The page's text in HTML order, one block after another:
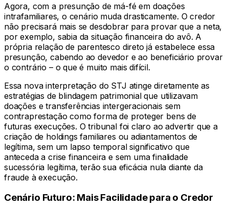
Agora, com a presunção de má-fé em doações
intrafamiliares, o cenário muda drasticamente. O credor
não precisará mais se desdobrar para provar que a neta,
por exemplo, sabia da situação financeira do avô. A
própria relação de parentesco direto já estabelece essa
presunção, cabendo ao devedor e ao beneficiário provar
o contrário – o que é muito mais difícil.
Essa nova interpretação do STJ atinge diretamente as
estratégias de blindagem patrimonial que utilizavam
doações e transferências intergeracionais sem
contraprestação como forma de proteger bens de
futuras execuções. O tribunal foi claro ao advertir que a
criação de holdings familiares ou adiantamentos de
legítima, sem um lapso temporal significativo que
anteceda a crise financeira e sem uma finalidade
sucessória legítima, terão sua eficácia nula diante da
fraude à execução.
Cenário Futuro: Mais Facilidade para o Credor